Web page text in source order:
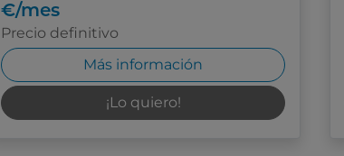
€/mes
Precio definitivo
Más información
¡Lo quiero!